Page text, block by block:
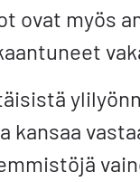
ovat myös
kansaa